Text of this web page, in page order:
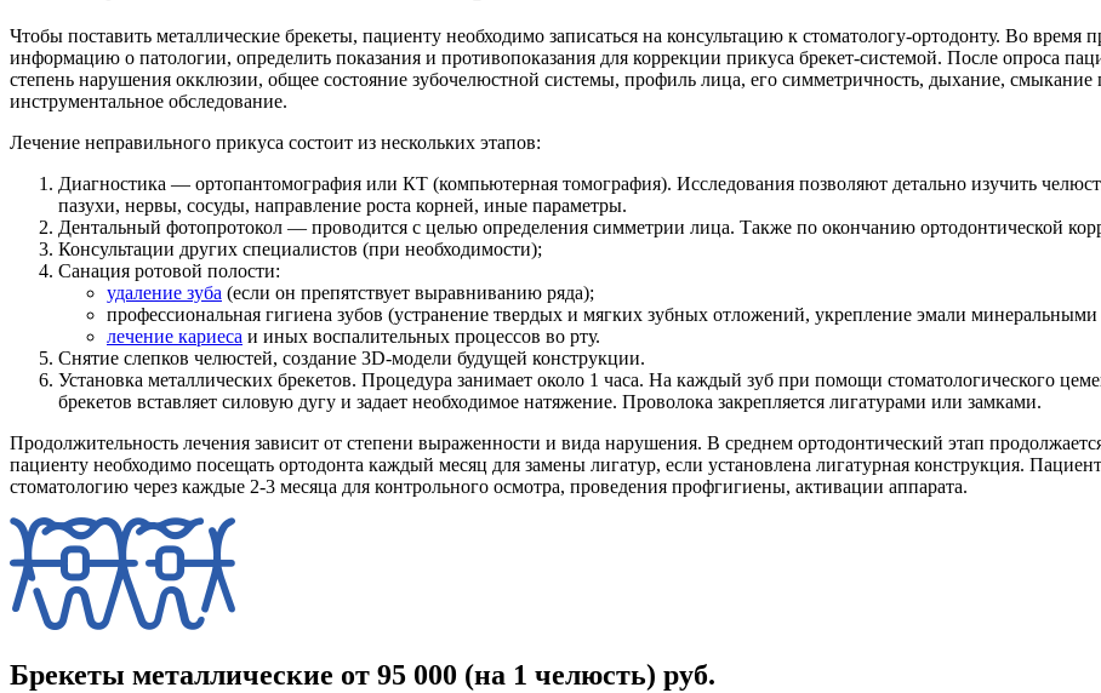
Чтобы поставить металлические брекеты, пациенту необходимо записаться на консультацию к стоматологу-ортодонту. Во
информацию о патологии, определить показания и противопоказания для коррекции прикуса брекет-системой. После опроса
степень нарушения окклюзии, общее состояние зубочелюстной системы, профиль лица, его симметричность, дыхание, смыкание
инструментальное обследование.
Лечение неправильного прикуса состоит из нескольких этапов:
Диагностика — ортопантомография или КТ (компьютерная томография). Исследования позволяют детально изучить
пазухи, нервы, сосуды, направление роста корней, иные параметры.
Дентальный фотопротокол — проводится с целью определения симметрии лица. Также по окончанию ортодонтической
Консультации других специалистов (при необходимости);
Санация ротовой полости:
удаление зуба (если он препятствует выравниванию ряда);
профессиональная гигиена зубов (устранение твердых и мягких зубных отложений, укрепление эмали минеральными
лечение кариеса и иных воспалительных процессов во рту.
Снятие слепков челюстей, создание 3D-модели будущей конструкции.
Установка металлических брекетов. Процедура занимает около 1 часа. На каждый зуб при помощи стоматологического
брекетов вставляет силовую дугу и задает необходимое натяжение. Проволока закрепляется лигатурами или замками.
Продолжительность лечения зависит от степени выраженности и вида нарушения. В среднем ортодонтический этап
пациенту необходимо посещать ортодонта каждый месяц для замены лигатур, если установлена лигатурная конструкция.
стоматологию через каждые 2-3 месяца для контрольного осмотра, проведения профгигиены, активации аппарата.
Брекеты металлические от 95 000 (на 1 челюсть) руб.